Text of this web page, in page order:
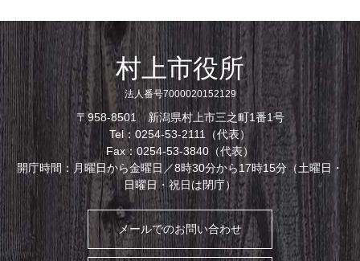
村上市役所
法人番号7000020152129
〒958-8501 新潟県村上市三之町1番1号
Tel：0254-53-2111（代表）
Fax：0254-53-3840（代表）
開庁時間：月曜日から金曜日／8時30分から17時15分（土曜日・
日曜日・祝日は閉庁）
メールでのお問い合わせ